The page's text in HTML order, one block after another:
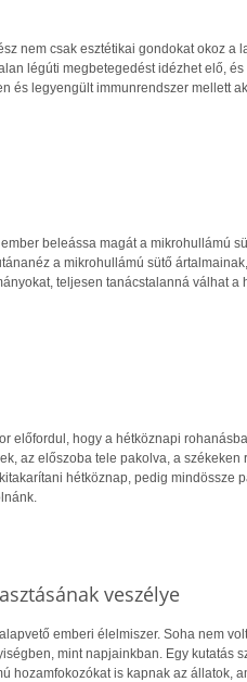
nem csak esztétikai gondokat okoz a
légúti megbetegedést idézhet elő,
és legyengült immunrendszer mellett
beleássa magát a mikrohullámú
a mikrohullámú sütő
teljesen tanácstalanná válhat a
előfordul, hogy a hétköznapi
az előszoba tele pakolva, a
hétköznap, pedig mindössze
veszélye
emberi élelmiszer. Soha nem
mint napjainkban. Egy kutatás
hozamfokozókat is kapnak az állatok,